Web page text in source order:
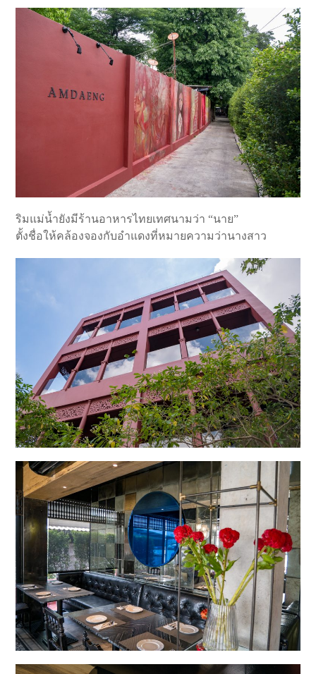
ริมแม่น้ำยังมีร้านอาหารไทยเทศนามว่า “นาย”
ตั้งชื่อให้คล้องจองกับอำแดงที่หมายความว่านางสาว